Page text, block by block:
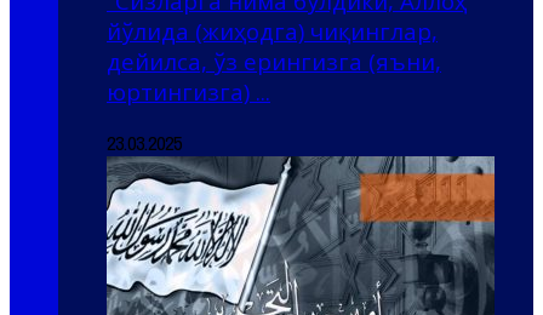
йўлида (жиҳодга) чиқинглар,
дейилса, ўз ерингизга (яъни,
юртингизга) ...
23.03.2025